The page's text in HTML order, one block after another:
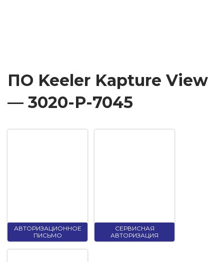
ПО Keeler Kapture View
— 3020-P-7045
АВТОРИЗАЦИОННОЕ
ПИСЬМО
СЕРВИСНАЯ
АВТОРИЗАЦИЯ